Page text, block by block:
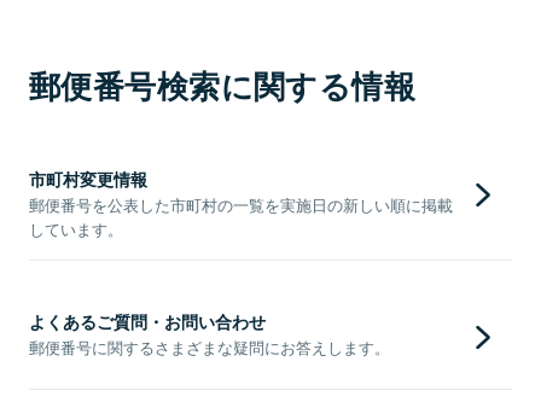
郵便番号検索に関する情報
市町村変更情報
郵便番号を公表した市町村の一覧を実施日の新しい順に掲載
しています。
よくあるご質問・お問い合わせ
郵便番号に関するさまざまな疑問にお答えします。